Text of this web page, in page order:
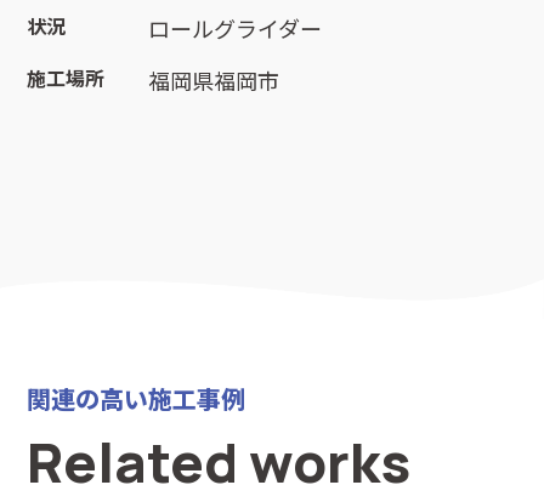
状況
ロールグライダー
施工場所 福岡県福岡市
関連の高い施工事例
Related works